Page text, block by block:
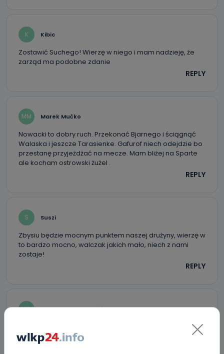
K Kibic
Zostawić Suchego! Wierzę w niego i mam nadzieję, że
zarząd ma podobne zdanie
REPLY
MM Marek Mućko
Nowacki to dobry ruch. Przekonać Bjarnego i ściągnąć
Walaska i jeszcze Tarasienke. Gafurof niech odejdzie bo
przestanę przyjeżdżać na mecze. Mam bliżej na Sparte
ale kocham ostrowski żużel .
REPLY
S Suszi
Zbysiu będzie mocnym punktem naszej drużyny, wierzę w
to bardzo mocno, walczak jakich mało, niech z nami
zostaje!
REPLY
MWMŻ metanol w moich żyłach